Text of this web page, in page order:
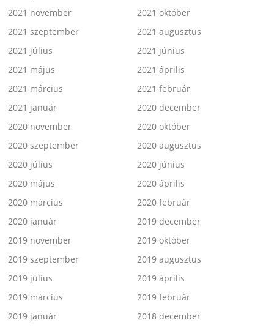
2021 november
2021 október
2021 szeptember
2021 augusztus
2021 július
2021 június
2021 május
2021 április
2021 március
2021 február
2021 január
2020 december
2020 november
2020 október
2020 szeptember
2020 augusztus
2020 július
2020 június
2020 május
2020 április
2020 március
2020 február
2020 január
2019 december
2019 november
2019 október
2019 szeptember
2019 augusztus
2019 július
2019 április
2019 március
2019 február
2019 január
2018 december